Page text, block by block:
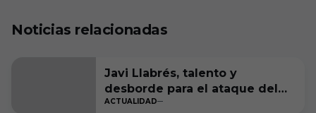
Noticias relacionadas
Javi Llabrés, talento y
desborde para el ataque del
Burgos CF
ACTUALIDAD